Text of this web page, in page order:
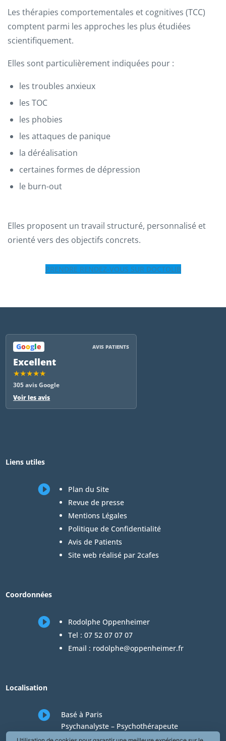
Les thérapies comportementales et cognitives (TCC)
comptent parmi les approches les plus étudiées
scientifiquement.
Elles sont particulièrement indiquées pour :
les troubles anxieux
les TOC
les phobies
les attaques de panique
la déréalisation
certaines formes de dépression
le burn-out
Elles proposent un travail structuré, personnalisé et
orienté vers des objectifs concrets.
PRENDRE RENDEZ-VOUS SUR DOCTOLIB
Google AVIS PATIENTS
Excellent
★★★★★
305 avis Google
Voir les avis
Liens utiles

Plan du Site
Revue de presse
Mentions Légales
Politique de Confidentialité
Avis de Patients
Site web réalisé par 2cafes
Coordonnées

Rodolphe Oppenheimer
Tel : 07 52 07 07 07
Email : rodolphe@oppenheimer.fr
Localisation

Basé à Paris
Psychanalyste – Psychothérapeute
Consultations en téléconsultation de